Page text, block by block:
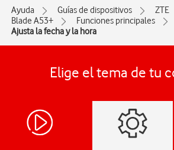
Ayuda Guías de dispositivos
ZTE
Blade A53+
Funciones principales
Ajusta la fecha y la hora
Elige el tema de tu